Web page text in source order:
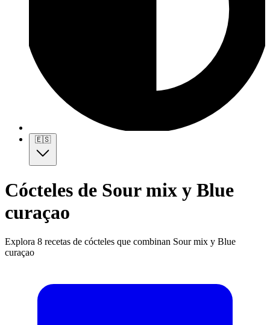
🇪🇸
Cócteles de Sour mix y Blue
curaçao
Explora 8 recetas de cócteles que combinan Sour mix y Blue
curaçao